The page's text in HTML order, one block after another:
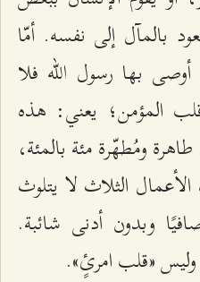
بالمآل إلى نفسه. أمّا
بها رسول الله فلا
المؤمن؛ يعني: هذه
ومُطهّرة مئة بالمئة،
الثلاث لا يتلوث
وبدون أدنى شائبة.
«قلب امرئٍ».